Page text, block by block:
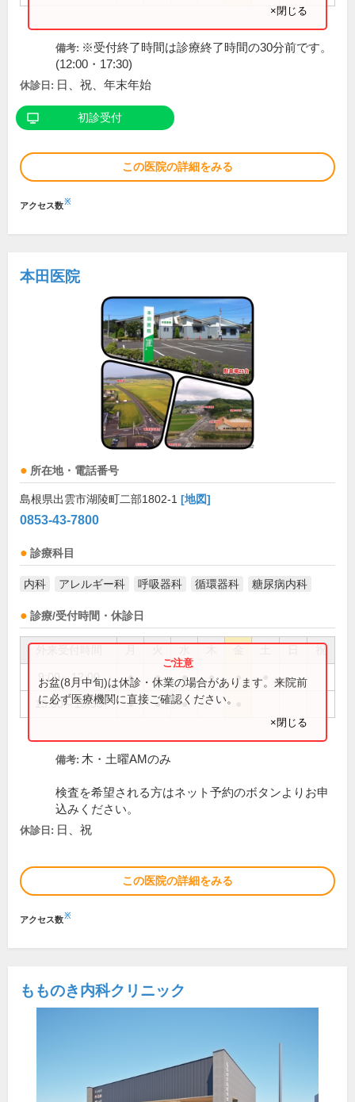
×閉じる
備考: ※受付終了時間は診療終了時間の30分前です。
(12:00・17:30)
休診日: 日、祝、年末年始
初診受付
この医院の詳細をみる
アクセス数※
本田医院
所在地・電話番号
島根県出雲市湖陵町二部1802-1 [地図]
0853-43-7800
診療科目
内科 アレルギー科 呼吸器科 循環器科 糖尿病内科
診療/受付時間・休診日
祝
9:00～12:00 ● ● ● ● ●
15:30～18:30 ● ● ●
お盆(8月中旬)は休診・休業の場合があります。来院前
に必ず医療機関に直接ご確認ください。
×閉じる
備考: 木・土曜AMのみ
検査を希望される方はネット予約のボタンよりお申
込みください。
休診日: 日、祝
この医院の詳細をみる
アクセス数※
もものき内科クリニック